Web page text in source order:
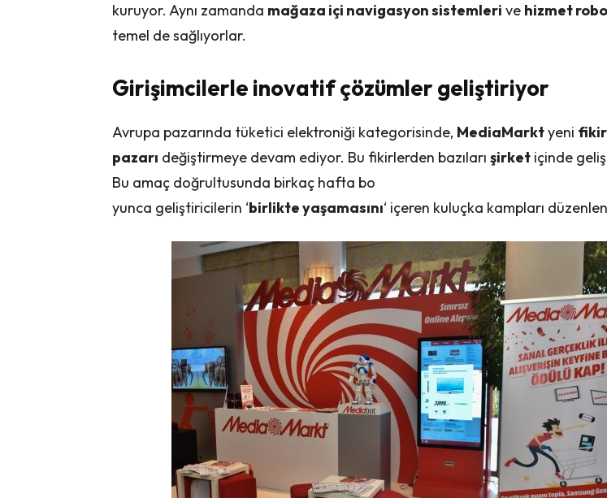
kuruyor. Aynı zamanda mağaza içi navigasyon sistemleri ve hizmet
temel de sağlıyorlar.
Girişimcilerle inovatif çözümler geliştiriyor
Avrupa pazarında tüketici elektroniği kategorisinde, MediaMarktyeni
pazarı değiştirmeye devam ediyor. Bu fikirlerden bazıları şirket içinde
Bu amaç doğrultusunda birkaç hafta bo
yunca geliştiricilerin ‘birlikte yaşamasını‘ içeren kuluçka kampları